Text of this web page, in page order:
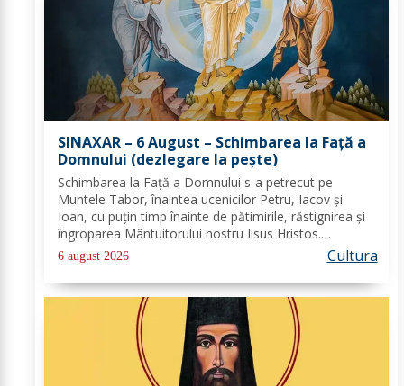
SINAXAR – 6 August – Schimbarea la Față a
Domnului (dezlegare la peşte)
Schimbarea la Față a Domnului s-a petrecut pe
Muntele Tabor, înaintea ucenicilor Petru, Iacov și
Ioan, cu puțin timp înainte de pătimirile, răstignirea și
îngroparea Mântuitorului nostru Iisus Hristos.
Urcându-Se pe munte, Hristos-Domnul S-a depărtat
puţin de ucenici şi, suindu-Se pe un loc mai...
6 august 2026 Cultura